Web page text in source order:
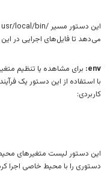
می‌دهد تا فایل‌های اجرایی در
env: برای مشاهده یا تنظیم
با استفاده از این دستور یک
کاربردی:
این دستور لیست متغیرهای
دستوری را با محیط خاصی اجرا